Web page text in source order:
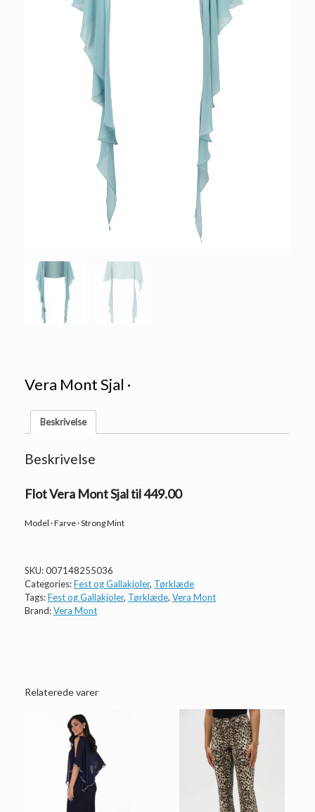
Vera Mont Sjal ·
Beskrivelse
Beskrivelse
Flot Vera Mont Sjal til 449.00
Model · Farve · Strong Mint
SKU:007148255036
Categories:Fest og Gallakjoler, Tørklæde
Tags:Fest og Gallakjoler, Tørklæde, Vera Mont
Brand:Vera Mont
Relaterede varer